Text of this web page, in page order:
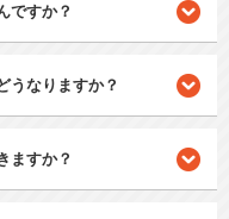
ですか？
うなりますか？
ますか？